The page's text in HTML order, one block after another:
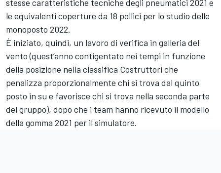
stesse caratteristiche tecniche degli pneumatici 2021 e
le equivalenti coperture da 18 pollici per lo studio delle
monoposto 2022.
È iniziato, quindi, un lavoro di verifica in galleria del
vento (quest’anno contigentato nei tempi in funzione
della posizione nella classifica Costruttori che
penalizza proporzionalmente chi si trova dal quinto
posto in su e favorisce chi si trova nella seconda parte
del gruppo), dopo che i team hanno ricevuto il modello
della gomma 2021 per il simulatore.